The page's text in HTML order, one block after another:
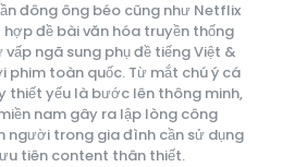
đông ông béo cũng như Netflix
hợp đề bài văn hóa truyền thống
ngã sung phụ đề tiếng Việt &
phim toàn quốc. Từ mắt chú ý cá
thiết yếu là bước lên thông minh,
nam gây ra lập lòng công
người trong gia đình cần sử dụng
tiên content thân thiết.